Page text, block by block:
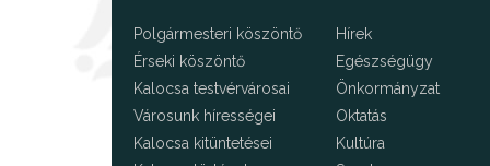
Polgármesteri köszöntő
Érseki köszöntő
Kalocsa testvérvárosai
Városunk hírességei
Kalocsa kitüntetései
Hírek
Egészségügy
Önkormányzat
Oktatás
Kultúra